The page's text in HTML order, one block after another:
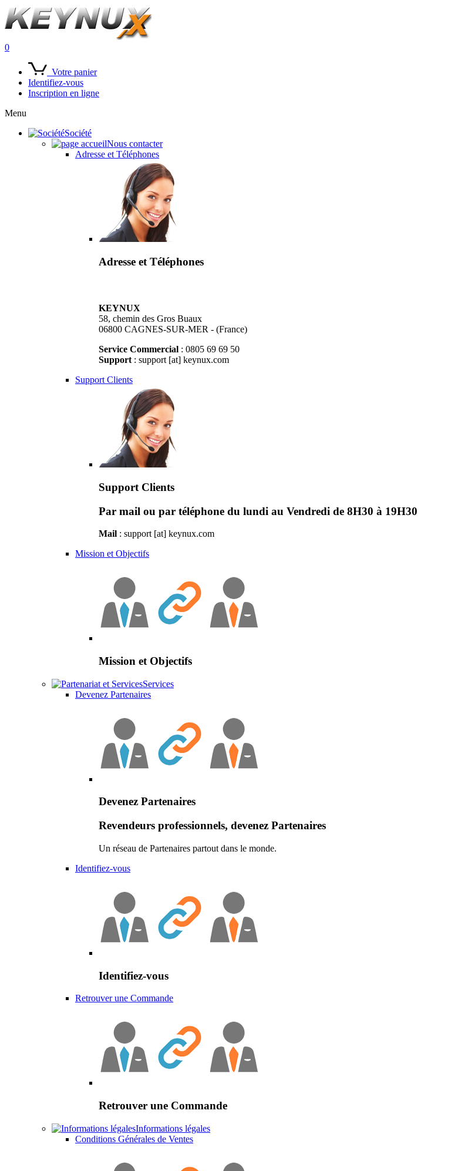
0
Votre panier
Identifiez-vous
Inscription en ligne
Menu
Société
Nous contacter
Adresse et Téléphones
Adresse et Téléphones
KEYNUX
58, chemin des Gros Buaux
06800 CAGNES-SUR-MER - (France)
Service Commercial : 0805 69 69 50
Support : support [at] keynux.com
Support Clients
Support Clients
Par mail ou par téléphone du lundi au Vendredi de 8H30 à 19H30
Mail : support [at] keynux.com
Mission et Objectifs
Mission et Objectifs
Services
Devenez Partenaires
Devenez Partenaires
Revendeurs professionnels, devenez Partenaires
Un réseau de Partenaires partout dans le monde.
Identifiez-vous
Identifiez-vous
Retrouver une Commande
Retrouver une Commande
Informations légales
Conditions Générales de Ventes